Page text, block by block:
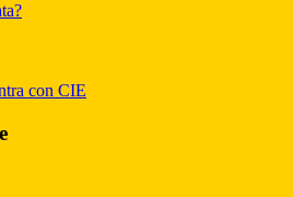
con CIE